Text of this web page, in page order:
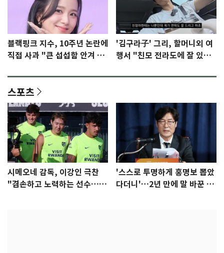
블랙핑크 지수, 10주년 논란에
직접 사과 "큰 섭섭함 안겨 미
'김구라子' 그리, 할머니외 여
행서 "친모 전라도에 잘 있
스포츠
시메오네 감독, 이강인 극찬
"겸손하고 노력하는 선수…좋
'스스로 투명하게 홍명보 뽑았
다더니'…2년 만에 말 바꾼 이